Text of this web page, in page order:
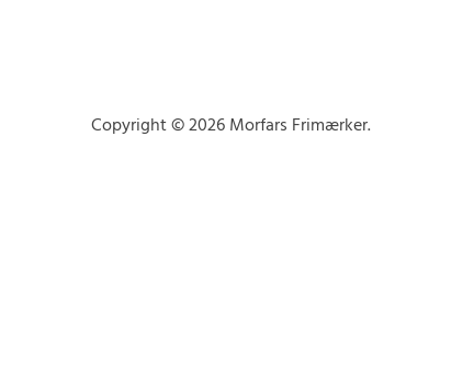
Copyright © 2026 Morfars Frimærker.